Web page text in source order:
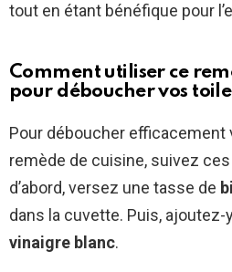
tout en étant bénéfique pour
Comment utiliser ce
pour déboucher vos
Pour déboucher efficacement
remède de cuisine, suivez
d’abord, versez une tasse de
dans la cuvette. Puis,
vinaigre blanc.